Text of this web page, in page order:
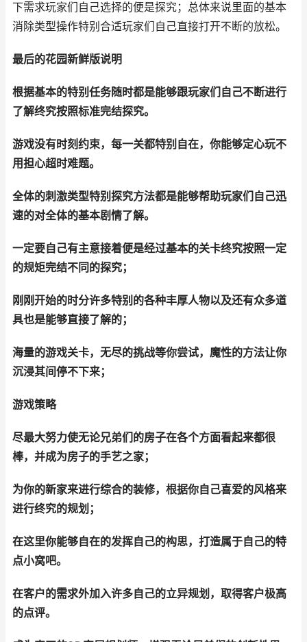
下需求玩家们自己选择的便是探究；总体来说里面的基本
消除类型操作特别合适玩家们自己直接打开不断的放松。
最后的花园新鲜版说明
根据基本的特别任务随时都是能够跟玩家们自己不断进行
了解终究按照标准完结探究。
游戏没有时刻约束，每一关都特别自在，你能够定心玩不
用担心超时难题。
全体的刺激类型特别探究方法都是能够帮助玩家们自己迅
速的对全体的基本剧情了解。
一定要自己有主意接着便是经过基本的关卡终究按照一定
的规矩完结不同的探究；
刚刚开始的时分许多特别的各种丰厚人物以及还有众多道
具也是能够直接了解的；
海量的游戏关卡，无尽的挑战等你尝试，魔性的方法让你
沉浸其间停不下来；
游戏策略
尽最大努力使无论兄弟们的房子在各个方面看起来都很
棒，并成为房子的手艺之家；
为你的新家来进行综合的装修，根据你自己喜爱的风格来
进行终究的规划；
在这里你能够自在的发挥自己的构思，打造属于自己的特
点小窝吧。
在客户的需求外加入许多自己的立异规划，取得客户极高
的点评。